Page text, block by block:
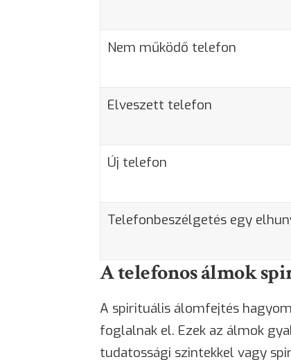
Nem működő telefon
Elveszett telefon
Új telefon
Telefonbeszélgetés egy
A telefonos álmok
A spirituális álomfejtés
foglalnak el. Ezek az álmok
tudatossági szintekkel vagy